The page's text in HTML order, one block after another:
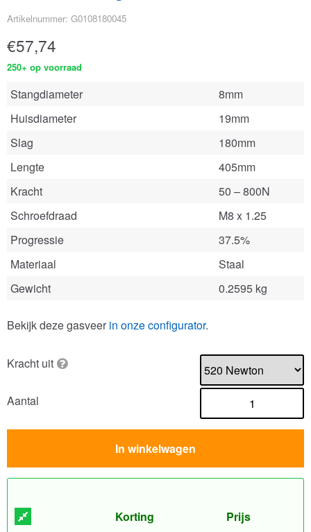
Artikelnummer: G0108180045
€57,74
250+ op voorraad
Stangdiameter
8mm
Huisdiameter
19mm
Slag
180mm
Lengte
405mm
Kracht
50 – 800N
Schroefdraad
M8 x 1.25
Progressie
37.5%
Materiaal
Staal
Gewicht
0.2595 kg
Bekijk deze gasveer in onze configurator.
Kracht uit
Aantal
In winkelwagen
Korting Prijs